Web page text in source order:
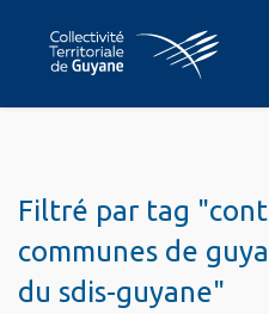
Filtré par tag
communes de
du sdis-guyane"